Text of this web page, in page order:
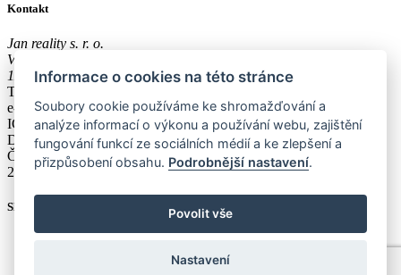
Kontakt
Jan reality s. r. o.
Václavské náměstí 43
11001, Praha 1
Tel.:
e-mail:poradna@jan-reality.com
IČO: 29057752
DIČ: CZ29057752
Číslo depozitního účtu r. k.:
2202612637 / 2010
Sledujte nás
Informace o cookies na této stránce
Soubory cookie používáme ke shromažďování a
analýze informací o výkonu a používání webu, zajištění
fungování funkcí ze sociálních médií a ke zlepšení a
přizpůsobení obsahu. Podrobnější nastavení.
Povolit vše
Nastavení